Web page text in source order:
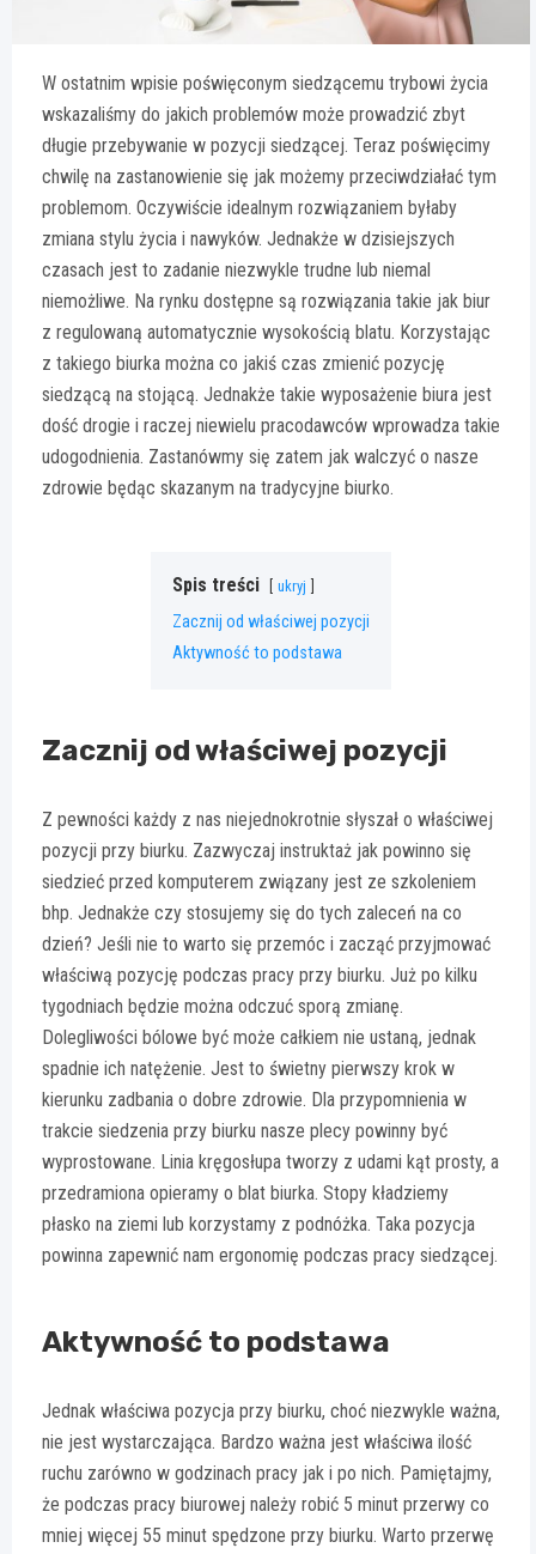
W ostatnim wpisie poświęconym siedzącemu trybowi życia
wskazaliśmy do jakich problemów może prowadzić zbyt
długie przebywanie w pozycji siedzącej. Teraz poświęcimy
chwilę na zastanowienie się jak możemy przeciwdziałać tym
problemom. Oczywiście idealnym rozwiązaniem byłaby
zmiana stylu życia i nawyków. Jednakże w dzisiejszych
czasach jest to zadanie niezwykle trudne lub niemal
niemożliwe. Na rynku dostępne są rozwiązania takie jak biur
z regulowaną automatycznie wysokością blatu. Korzystając
z takiego biurka można co jakiś czas zmienić pozycję
siedzącą na stojącą. Jednakże takie wyposażenie biura jest
dość drogie i raczej niewielu pracodawców wprowadza takie
udogodnienia. Zastanówmy się zatem jak walczyć o nasze
zdrowie będąc skazanym na tradycyjne biurko.
Spis treści ukryj
Zacznij od właściwej pozycji
Aktywność to podstawa
Zacznij od właściwej pozycji
Z pewności każdy z nas niejednokrotnie słyszał o właściwej
pozycji przy biurku. Zazwyczaj instruktaż jak powinno się
siedzieć przed komputerem związany jest ze szkoleniem
bhp. Jednakże czy stosujemy się do tych zaleceń na co
dzień? Jeśli nie to warto się przemóc i zacząć przyjmować
właściwą pozycję podczas pracy przy biurku. Już po kilku
tygodniach będzie można odczuć sporą zmianę.
Dolegliwości bólowe być może całkiem nie ustaną, jednak
spadnie ich natężenie. Jest to świetny pierwszy krok w
kierunku zadbania o dobre zdrowie. Dla przypomnienia w
trakcie siedzenia przy biurku nasze plecy powinny być
wyprostowane. Linia kręgosłupa tworzy z udami kąt prosty, a
przedramiona opieramy o blat biurka. Stopy kładziemy
płasko na ziemi lub korzystamy z podnóżka. Taka pozycja
powinna zapewnić nam ergonomię podczas pracy siedzącej.
Aktywność to podstawa
Jednak właściwa pozycja przy biurku, choć niezwykle ważna,
nie jest wystarczająca. Bardzo ważna jest właściwa ilość
ruchu zarówno w godzinach pracy jak i po nich. Pamiętajmy,
że podczas pracy biurowej należy robić 5 minut przerwy co
mniej więcej 55 minut spędzone przy biurku. Warto przerwę